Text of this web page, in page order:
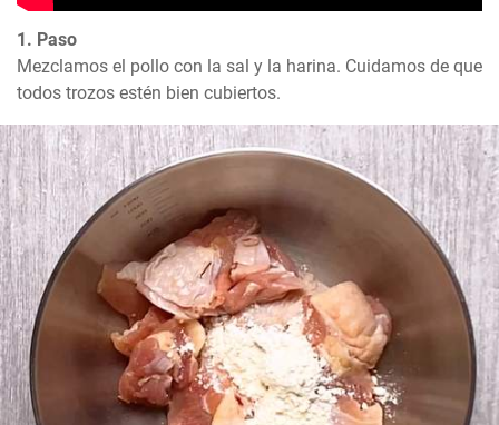
1. Paso
Mezclamos el pollo con la sal y la harina. Cuidamos de que
todos trozos estén bien cubiertos.